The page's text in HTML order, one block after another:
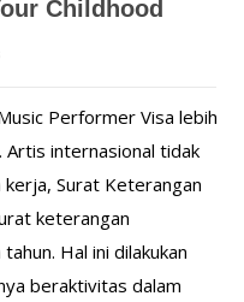
Performer Visa lebih
Artis internasional tidak
Surat Keterangan
keterangan
Hal ini dilakukan
beraktivitas dalam